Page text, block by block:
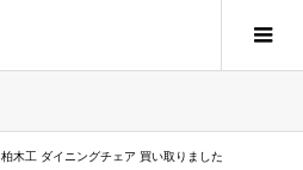
柏木工 ダイニングチェア 買い取りました